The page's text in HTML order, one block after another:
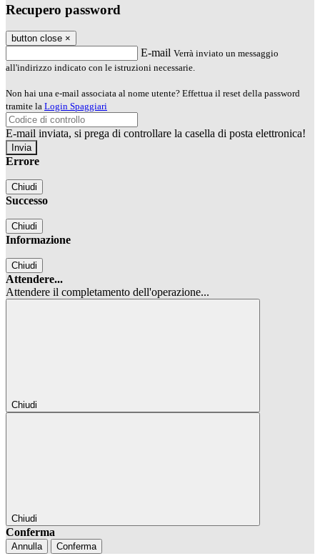
Recupero password
button close ×
E-mail Verrà inviato un messaggio
all'indirizzo indicato con le istruzioni necessarie.
Non hai una e-mail associata al nome utente? Effettua il reset della password
tramite la Login Spaggiari
E-mail inviata, si prega di controllare la casella di posta elettronica!
Errore
Chiudi
Successo
Chiudi
Informazione
Chiudi
Attendere...
Attendere il completamento dell'operazione...
Chiudi
Chiudi
Conferma
Annulla Conferma